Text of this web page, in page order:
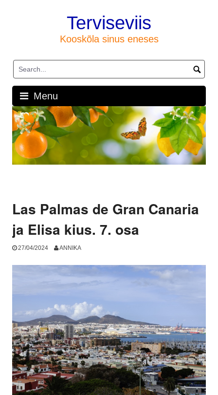
Terviseviis
Kooskõla sinus eneses
Menu
Las Palmas de Gran Canaria
ja Elisa kius. 7. osa
27/04/2024 ANNIKA